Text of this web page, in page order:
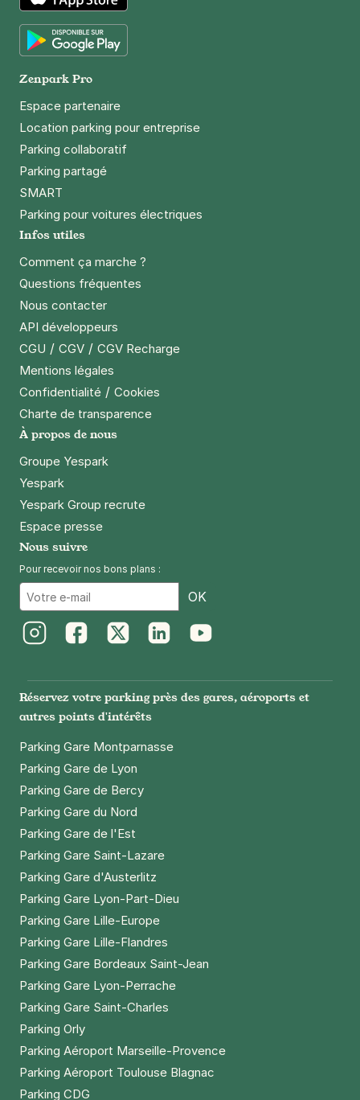
App Store
Zenpark Pro
Espace partenaire
Location parking pour entreprise
Parking collaboratif
Parking partagé
SMART
Parking pour voitures électriques
Infos utiles
Comment ça marche ?
Questions fréquentes
Nous contacter
API développeurs
CGU / CGV / CGV Recharge
Mentions légales
Confidentialité / Cookies
Charte de transparence
À propos de nous
Groupe Yespark
Yespark
Yespark Group recrute
Espace presse
Nous suivre
Pour recevoir nos bons plans :
OK
Réservez votre parking près des gares, aéroports et
autres points d'intérêts
Parking Gare Montparnasse
Parking Gare de Lyon
Parking Gare de Bercy
Parking Gare du Nord
Parking Gare de l'Est
Parking Gare Saint-Lazare
Parking Gare d'Austerlitz
Parking Gare Lyon-Part-Dieu
Parking Gare Lille-Europe
Parking Gare Lille-Flandres
Parking Gare Bordeaux Saint-Jean
Parking Gare Lyon-Perrache
Parking Gare Saint-Charles
Parking Orly
Parking Aéroport Marseille-Provence
Parking Aéroport Toulouse Blagnac
Parking CDG